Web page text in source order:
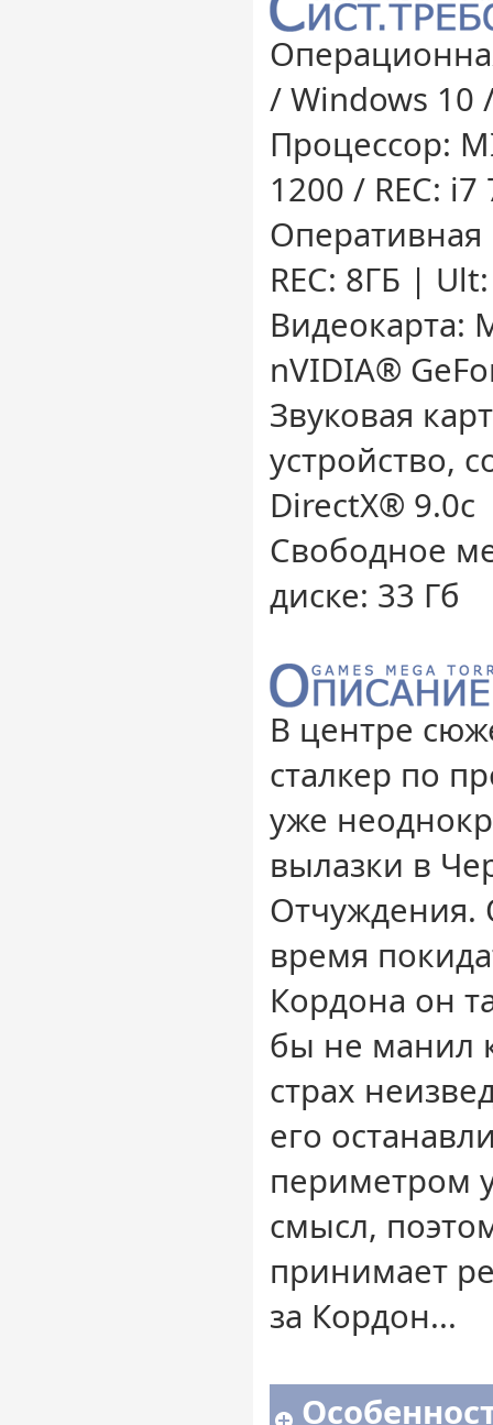
/ Windows 10
Процессор:
1200 / REC:
REC: 8ГБ |
Видеокарта:
nVIDIA®
Звуковая
устройство,
DirectX® 9.0с
Свободное
диске: 33 Гб
В центре
сталкер по
уже
вылазки в
Отчуждения.
время
Кордона он
бы не манил
страх
его
периметром
смысл,
принимает
за Кордон...